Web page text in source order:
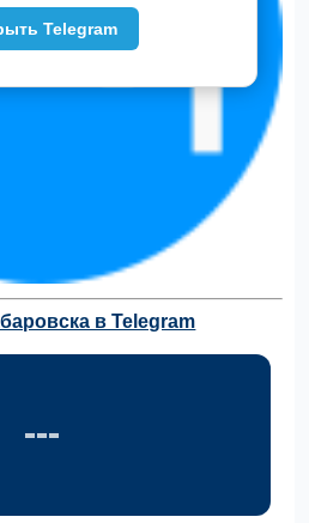
в Telegram
Telegram